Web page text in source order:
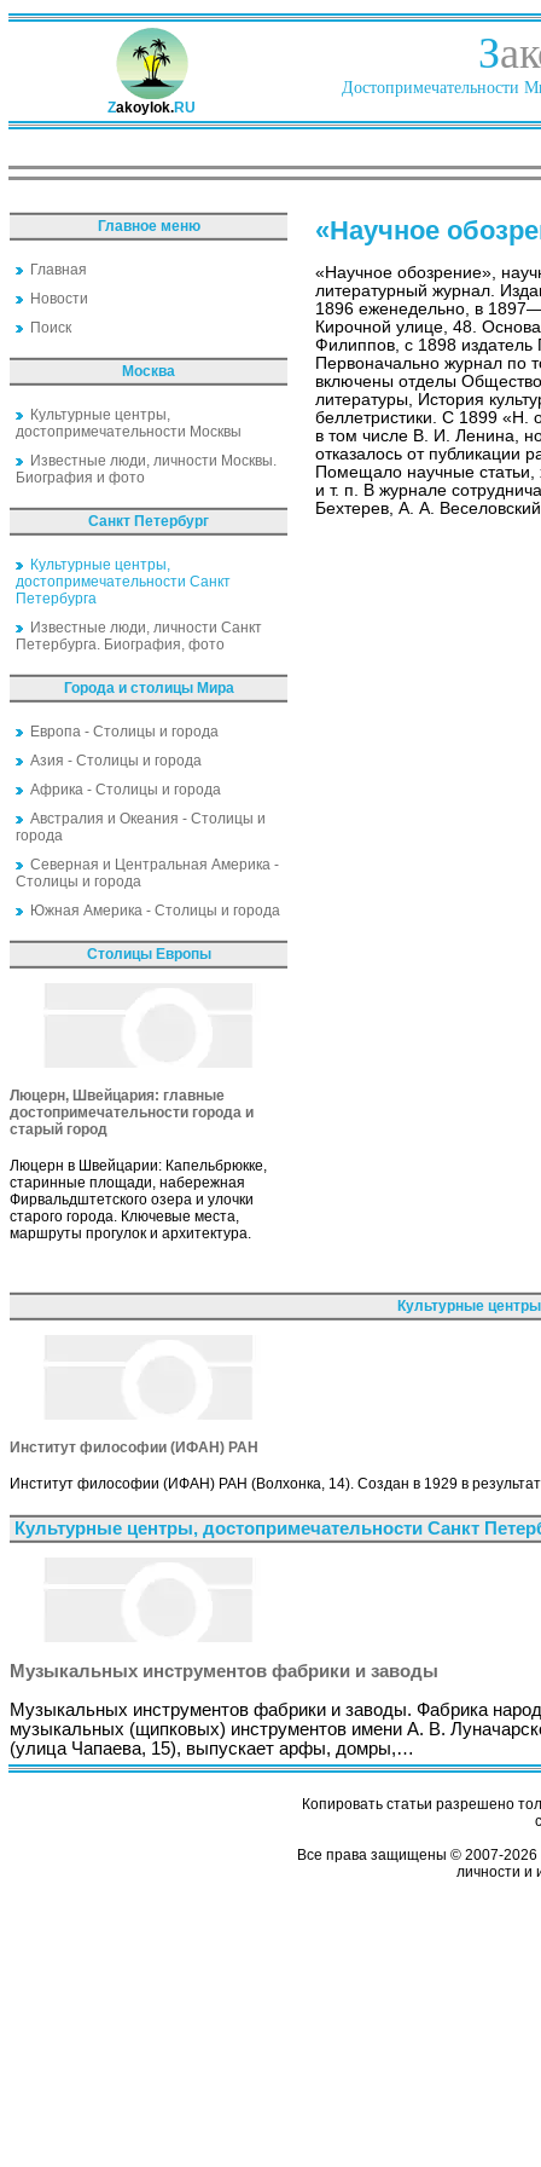
Zakoylok.RU
З
Достопримечательности
Главное меню
Главная
Новости
Поиск
Москва
Культурные центры,
достопримечательности Москвы
Известные люди, личности Москвы.
Биография и фото
Санкт Петербург
Культурные центры,
достопримечательности Санкт
Петербурга
Известные люди, личности Санкт
Петербурга. Биография, фото
Города и столицы Мира
Европа - Столицы и города
Азия - Столицы и города
Африка - Столицы и города
Австралия и Океания - Столицы и
города
Северная и Центральная Америка -
Столицы и города
Южная Америка - Столицы и города
Столицы Европы
Люцерн, Швейцария: главные
достопримечательности города и
старый город
Люцерн в Швейцарии: Капельбрюкке,
старинные площади, набережная
Фирвальдштетского озера и улочки
старого города. Ключевые места,
маршруты прогулок и архитектура.
«Научное
«Научное обозрение»,
литературный журнал.
1896 еженедельно, в
Кирочной улице, 48.
Филиппов, с 1898
Первоначально журнал по
включены отделы
литературы, История
беллетристики. С 1899 «Н.
в том числе В. И. Ленина,
отказалось от публикации
Помещало научные статьи,
и т. п. В журнале
Бехтерев, А. А.
Культурные
Институт философии (ИФАН) РАН
Институт философии (ИФАН) РАН (Волхонка, 14). Создан в 1929 в
Культурные центры, достопримечательности Санкт
Музыкальных инструментов фабрики и заводы
Музыкальных инструментов фабрики и заводы. Фабрика
музыкальных (щипковых) инструментов имени А. В.
(улица Чапаева, 15), выпускает арфы, домры,…
Копировать статьи разрешено
Все права защищены © 2007-2026
личности и